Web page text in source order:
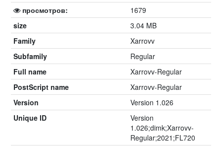
просмотров:
1679
size
3.04 MB
Family
Xarrovv
Subfamily
Regular
Full name
Xarrovv-Regular
PostScript name
Xarrovv-Regular
Version
Version 1.026
Unique ID
Version
1.026;dimk;Xarrovv-
Regular;2021;FL720